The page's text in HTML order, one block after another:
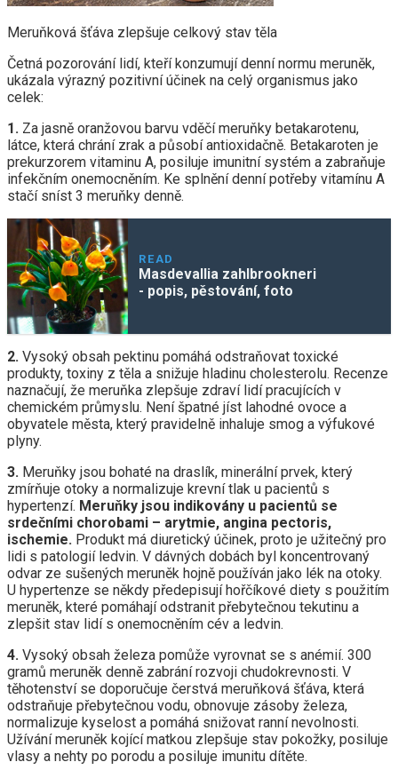
Meruňková šťáva zlepšuje celkový stav těla
Četná pozorování lidí, kteří konzumují denní normu meruněk,
ukázala výrazný pozitivní účinek na celý organismus jako
celek:
1. Za jasně oranžovou barvu vděčí meruňky betakarotenu,
látce, která chrání zrak a působí antioxidačně. Betakaroten je
prekurzorem vitaminu A, posiluje imunitní systém a zabraňuje
infekčním onemocněním. Ke splnění denní potřeby vitamínu A
stačí sníst 3 meruňky denně.
READ
Masdevallia zahlbrookneri
- popis, pěstování, foto
2. Vysoký obsah pektinu pomáhá odstraňovat toxické
produkty, toxiny z těla a snižuje hladinu cholesterolu. Recenze
naznačují, že meruňka zlepšuje zdraví lidí pracujících v
chemickém průmyslu. Není špatné jíst lahodné ovoce a
obyvatele města, který pravidelně inhaluje smog a výfukové
plyny.
3. Meruňky jsou bohaté na draslík, minerální prvek, který
zmírňuje otoky a normalizuje krevní tlak u pacientů s
hypertenzí. Meruňky jsou indikovány u pacientů se
srdečními chorobami – arytmie, angina pectoris,
ischemie. Produkt má diuretický účinek, proto je užitečný pro
lidi s patologií ledvin. V dávných dobách byl koncentrovaný
odvar ze sušených meruněk hojně používán jako lék na otoky.
U hypertenze se někdy předepisují hořčíkové diety s použitím
meruněk, které pomáhají odstranit přebytečnou tekutinu a
zlepšit stav lidí s onemocněním cév a ledvin.
4. Vysoký obsah železa pomůže vyrovnat se s anémií. 300
gramů meruněk denně zabrání rozvoji chudokrevnosti. V
těhotenství se doporučuje čerstvá meruňková šťáva, která
odstraňuje přebytečnou vodu, obnovuje zásoby železa,
normalizuje kyselost a pomáhá snižovat ranní nevolnosti.
Užívání meruněk kojící matkou zlepšuje stav pokožky, posiluje
vlasy a nehty po porodu a posiluje imunitu dítěte.